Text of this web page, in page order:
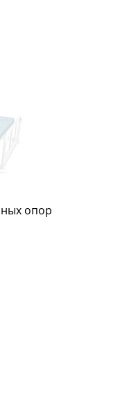
опор